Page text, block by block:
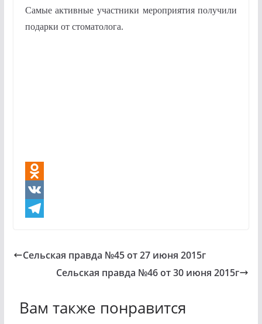
Самые активные участники мероприятия получили
подарки от стоматолога.
O
d
a
V
g
Сельская правда №45 от 27 июня 2015г
Сельская правда №46 от 30 июня 2015г
Вам также понравится